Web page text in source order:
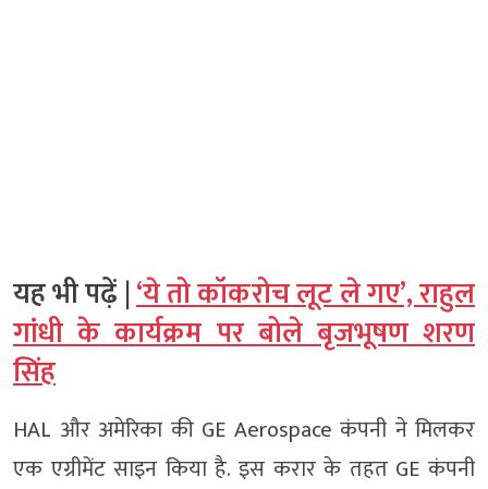
यह भी पढ़ें |‘ये तो कॉकरोच लूट ले गए’, राहुल
गांधी के कार्यक्रम पर बोले बृजभूषण शरण
सिंह
HAL और अमेरिका की GE Aerospace कंपनी ने मिलकर
एक एग्रीमेंट साइन किया है. इस करार के तहत GE कंपनी